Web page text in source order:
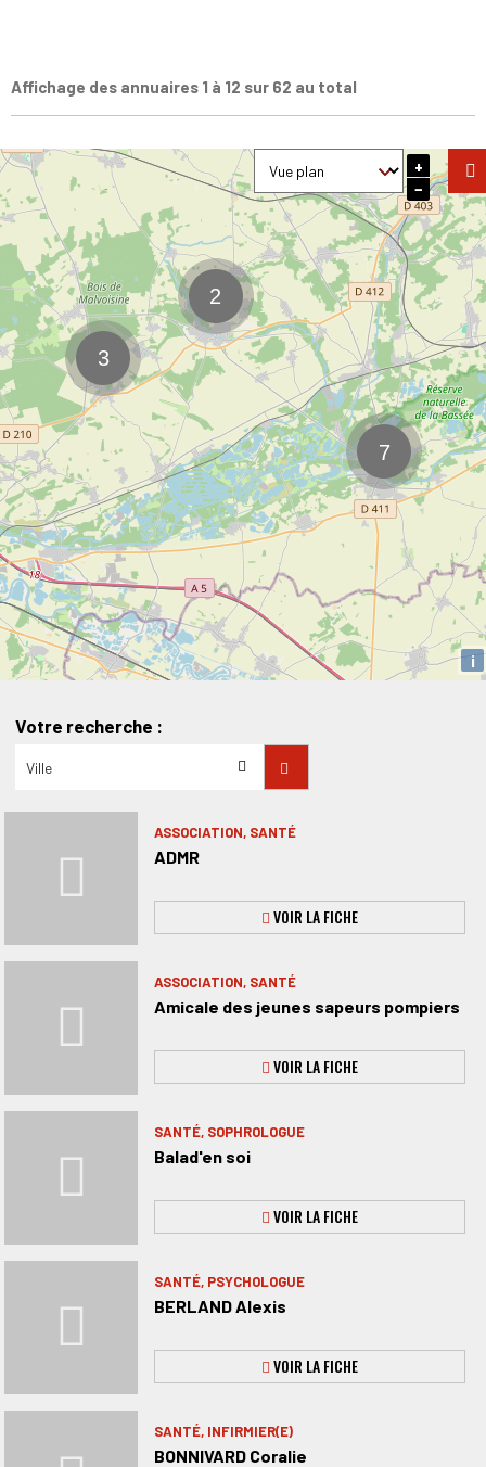
Affichage des annuaires 1 à 12 sur 62 au total
Votre recherche :
ASSOCIATION, SANTÉ
ADMR
VOIR LA FICHE
ASSOCIATION, SANTÉ
Amicale des jeunes sapeurs pompiers
VOIR LA FICHE
SANTÉ, SOPHROLOGUE
Balad'en soi
VOIR LA FICHE
SANTÉ, PSYCHOLOGUE
BERLAND Alexis
VOIR LA FICHE
SANTÉ, INFIRMIER(E)
BONNIVARD Coralie
i
+
−